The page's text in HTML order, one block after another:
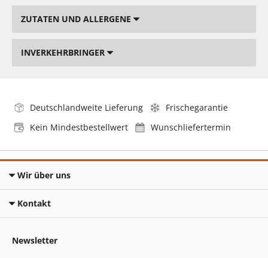
ZUTATEN UND ALLERGENE
INVERKEHRBRINGER
Deutschlandweite Lieferung
Frischegarantie
Kein Mindestbestellwert
Wunschliefertermin
Wir über uns
Kontakt
Newsletter